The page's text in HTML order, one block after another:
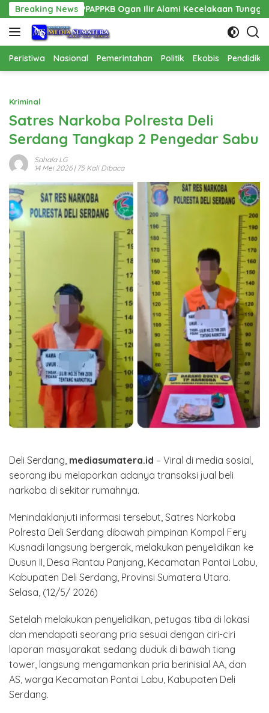
Langsung
ke
konten
Breaking NewsOgan Ilir Alami Kecelakaan Tunggal
Peristiwa Nasional Pemerintahan Politik Ekobis
Kriminal
Satres Narkoba Polresta Deli
Serdang Tangkap 2 Pengedar Sabu
Sahala LG
14 Mei 2026| 75 Kali Dibaca
Deli Serdang, mediasumatera.id – Viral di media sosial,
seorang ibu melaporkan adanya transaksi jual beli
narkoba di sekitar rumahnya.
Menindaklanjuti informasi tersebut, Satres Narkoba
Polresta Deli Serdang dibawah pimpinan Kompol Fery
Kusnadi langsung bergerak, melakukan penyelidikan ke
Dusun II, Desa Rantau Panjang, Kecamatan Pantai Labu,
Kabupaten Deli Serdang, Provinsi Sumatera Utara.
Selasa, (12/5/ 2026)
Setelah melakukan penyelidikan, petugas tiba di lokasi
dan mendapati seorang pria sesuai dengan ciri-ciri
laporan masyarakat sedang duduk di bawah tiang
tower, langsung mengamankan pria berinisial AA, dan
AS, warga Kecamatan Pantai Labu, Kabupaten Deli
Serdang.